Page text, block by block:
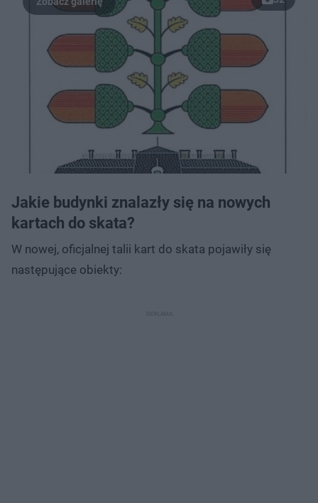
Jakie budynki znalazły się na nowych
kartach do skata?
W nowej, oficjalnej talii kart do skata pojawiły się
następujące obiekty: